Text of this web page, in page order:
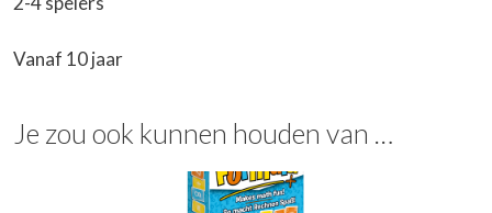
Vanaf 10 jaar
Je zou ook kunnen houden van …